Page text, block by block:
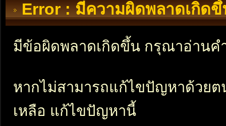
Error : มีความผิดพลาดเกิดขึ้
มีข้อผิดพลาดเกิดขึ้น กรุณาอ่านค
หากไม่สามารถแก้ไขปัญหาด้วย
เหลือ แก้ไขปัญหานี้